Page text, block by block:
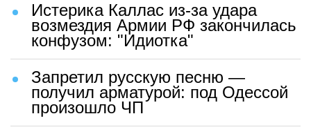
Истерика Каллас из-за удара
возмездия Армии РФ закончилась
конфузом: "Идиотка"
Запретил русскую песню —
получил арматурой: под Одессой
произошло ЧП